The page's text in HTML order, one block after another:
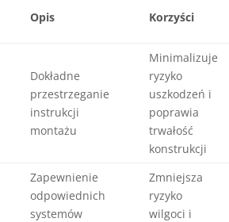
Opis Korzyści
Dokładne
przestrzeganie
instrukcji
montażu
Minimalizuje
ryzyko
uszkodzeń i
poprawia
trwałość
konstrukcji
Zapewnienie
odpowiednich
systemów
Zmniejsza
ryzyko
wilgoci i